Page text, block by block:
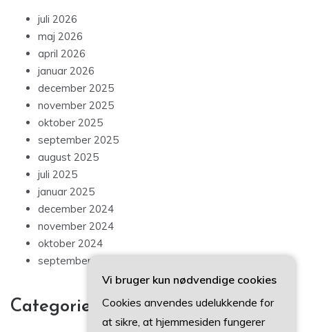
juli 2026
maj 2026
april 2026
januar 2026
december 2025
november 2025
oktober 2025
september 2025
august 2025
juli 2025
januar 2025
december 2024
november 2024
oktober 2024
september 2024
Categories
Vi bruger kun nødvendige cookies
Cookies anvendes udelukkende for
at sikre, at hjemmesiden fungerer